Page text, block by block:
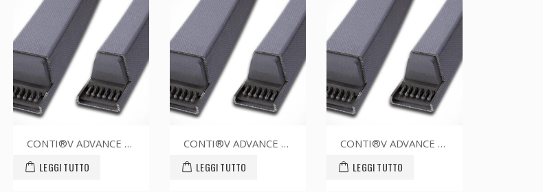
CONTI®V ADVANCE SPZ1612CR
LEGGI TUTTO
CONTI®V ADVANCE SPZ1637CR
LEGGI TUTTO
CONTI®V ADVANCE SPZ1700CR
LEGGI TUTTO